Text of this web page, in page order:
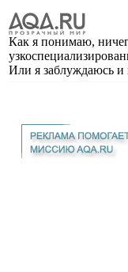
Как я понимаю,
Или я заблуждаюсь и